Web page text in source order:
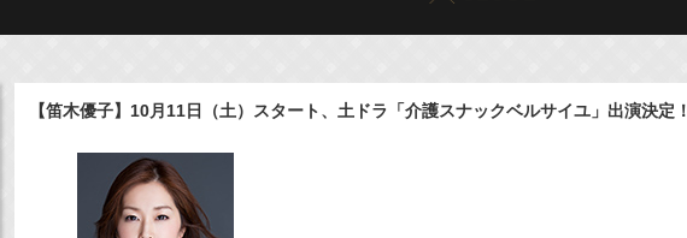
【笛木優子】10月11日（土）スタート、土ドラ「介護スナックベルサイユ」出演決定！
Guest
CLIP